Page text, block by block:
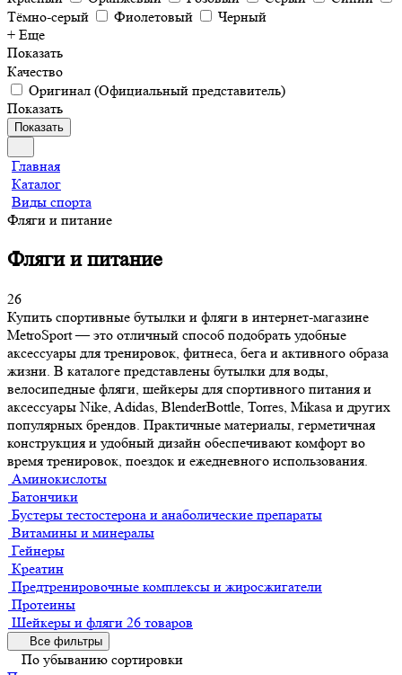
Тёмно-серый
Фиолетовый
Черный
+ Еще
Показать
Качество
Оригинал (Официальный представитель)
Показать
Показать
Главная
Каталог
Виды спорта
Фляги и питание
Фляги и питание
26
Купить спортивные бутылки и фляги в интернет-магазине
MetroSport — это отличный способ подобрать удобные
аксессуары для тренировок, фитнеса, бега и активного образа
жизни. В каталоге представлены бутылки для воды,
велосипедные фляги, шейкеры для спортивного питания и
аксессуары Nike, Adidas, BlenderBottle, Torres, Mikasa и других
популярных брендов. Практичные материалы, герметичная
конструкция и удобный дизайн обеспечивают комфорт во
время тренировок, поездок и ежедневного использования.
Аминокислоты
Батончики
Бустеры тестостерона и анаболические препараты
Витамины и минералы
Гейнеры
Креатин
Предтренировочные комплексы и жиросжигатели
Протеины
Шейкеры и фляги 26 товаров
Все фильтры
По убыванию сортировки